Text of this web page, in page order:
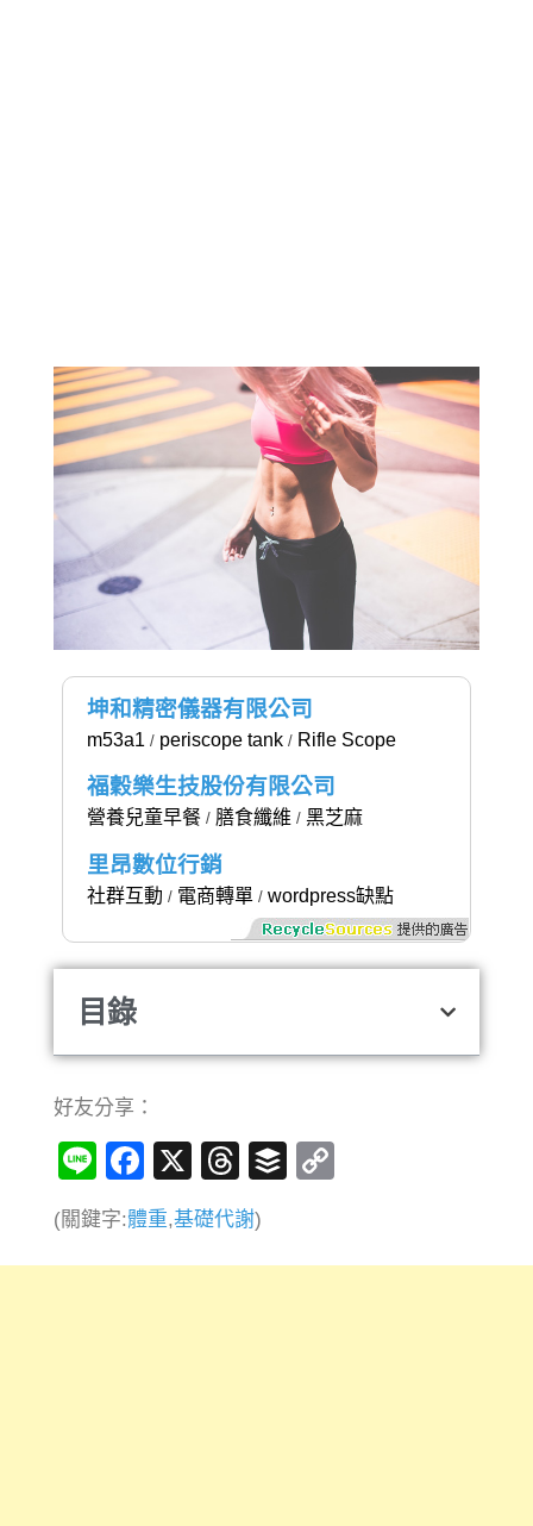
坤和精密儀器有限公司
m53a1/ periscope tank/ Rifle Scope
福穀樂生技股份有限公司
營養兒童早餐/ 膳食纖維 / 黑芝麻
里昂數位行銷
社群互動 / 電商轉單/ wordpress缺點
目錄
好友分享：
LineFacebook
X Threads
Buffer
(關鍵字:體重,基礎代謝)